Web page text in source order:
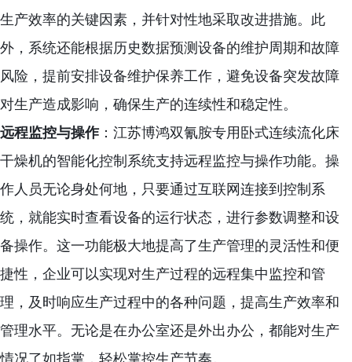
生产效率的关键因素，并针对性地采取改进措施。此
外，系统还能根据历史数据预测设备的维护周期和故障
风险，提前安排设备维护保养工作，避免设备突发故障
对生产造成影响，确保生产的连续性和稳定性。
远程监控与操作：江苏博鸿双氰胺专用卧式连续流化床
干燥机的智能化控制系统支持远程监控与操作功能。操
作人员无论身处何地，只要通过互联网连接到控制系
统，就能实时查看设备的运行状态，进行参数调整和设
备操作。这一功能极大地提高了生产管理的灵活性和便
捷性，企业可以实现对生产过程的远程集中监控和管
理，及时响应生产过程中的各种问题，提高生产效率和
管理水平。无论是在办公室还是外出办公，都能对生产
情况了如指掌，轻松掌控生产节奏。